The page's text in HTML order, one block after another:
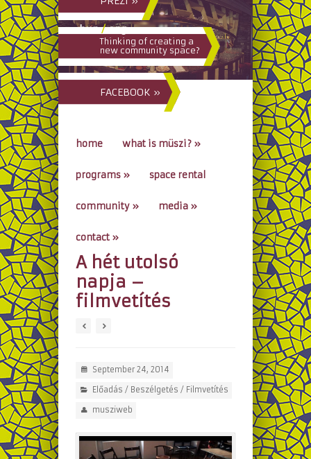
hun/eng
Thinking of creating a
new community space?
FACEBOOK »
home what is müszi? »
programs » space rental
community » media »
contact »
go to...
A hét utolsó
napja –
filmvetítés
September 24, 2014
Előadás / Beszélgetés / Filmvetítés
musziweb